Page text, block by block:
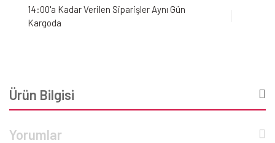
14:00'a Kadar Verilen Siparişler Aynı Gün
Kargoda
Ürün Bilgisi
Yorumlar